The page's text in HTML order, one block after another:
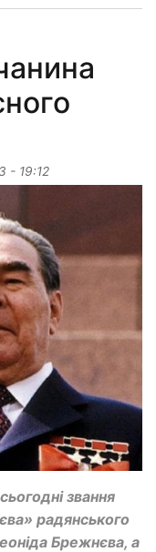
- 19:12
звання
радянського
Брежнєва, а